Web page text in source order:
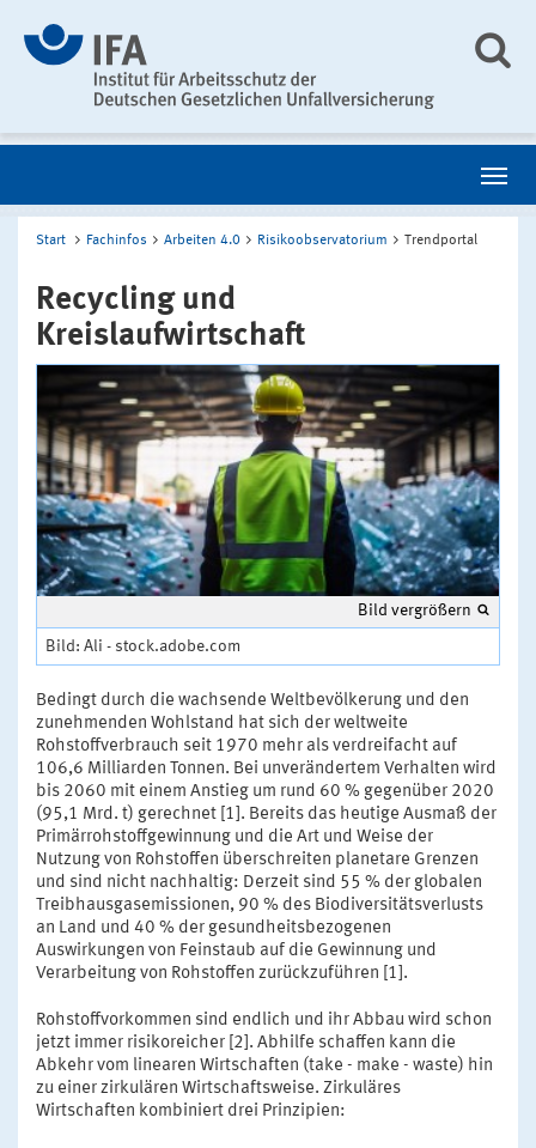
Start Fachinfos Arbeiten 4.0 Risikoobservatorium Trendportal
Recycling und
Kreislaufwirtschaft
Bild vergrößern
Bild: Ali - stock.adobe.com
Bedingt durch die wachsende Weltbevölkerung und den
zunehmenden Wohlstand hat sich der weltweite
Rohstoffverbrauch seit 1970 mehr als verdreifacht auf
106,6 Milliarden Tonnen. Bei unverändertem Verhalten wird
bis 2060 mit einem Anstieg um rund 60 % gegenüber 2020
(95,1 Mrd. t) gerechnet [1]. Bereits das heutige Ausmaß der
Primärrohstoffgewinnung und die Art und Weise der
Nutzung von Rohstoffen überschreiten planetare Grenzen
und sind nicht nachhaltig: Derzeit sind 55 % der globalen
Treibhausgasemissionen, 90 % des Biodiversitätsverlusts
an Land und 40 % der gesundheitsbezogenen
Auswirkungen von Feinstaub auf die Gewinnung und
Verarbeitung von Rohstoffen zurückzuführen [1].
Rohstoffvorkommen sind endlich und ihr Abbau wird schon
jetzt immer risikoreicher [2]. Abhilfe schaffen kann die
Abkehr vom linearen Wirtschaften (take - make - waste) hin
zu einer zirkulären Wirtschaftsweise. Zirkuläres
Wirtschaften kombiniert drei Prinzipien: